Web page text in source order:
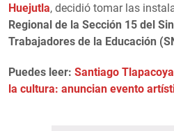
Huejutla, decidió tomar las
Regional de la Sección 15 del
Trabajadores de la Educación
Puedes leer: Santiago
la cultura: anuncian evento